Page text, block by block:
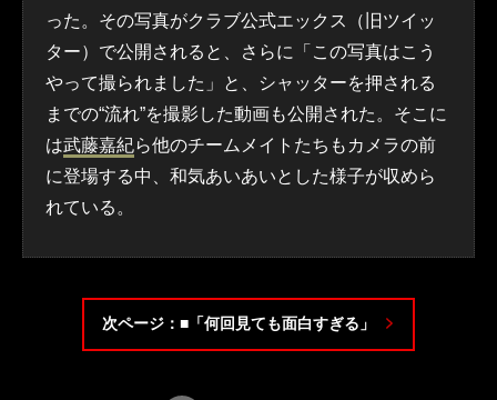
った。その写真がクラブ公式エックス（旧ツイッ
ター）で公開されると、さらに「この写真はこう
やって撮られました」と、シャッターを押される
までの“流れ”を撮影した動画も公開された。そこに
は武藤嘉紀ら他のチームメイトたちもカメラの前
に登場する中、和気あいあいとした様子が収めら
れている。
次ページ：■「何回見ても面白すぎる」